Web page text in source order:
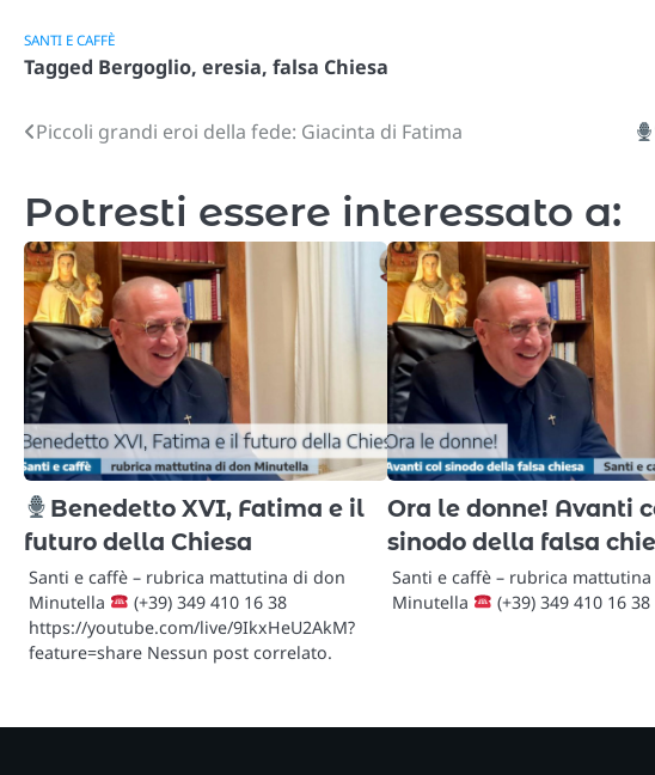
SANTI E CAFFÈ
Tagged Bergoglio, eresia, falsa Chiesa
Navigazione
Piccoli grandi eroi della fede: Giacinta di Fatima
Potresti essere interessato a:
Benedetto XVI, Fatima e il
futuro della Chiesa
Santi e caffè – rubrica mattutina di don
Minutella
(+39) 349 410 16 38
https://youtube.com/live/9IkxHeU2AkM?
feature=share Nessun post correlato.
Ora le donne! Avanti
sinodo della falsa
Santi e caffè – rubrica
Minutella
(+39) 349 410 16 38